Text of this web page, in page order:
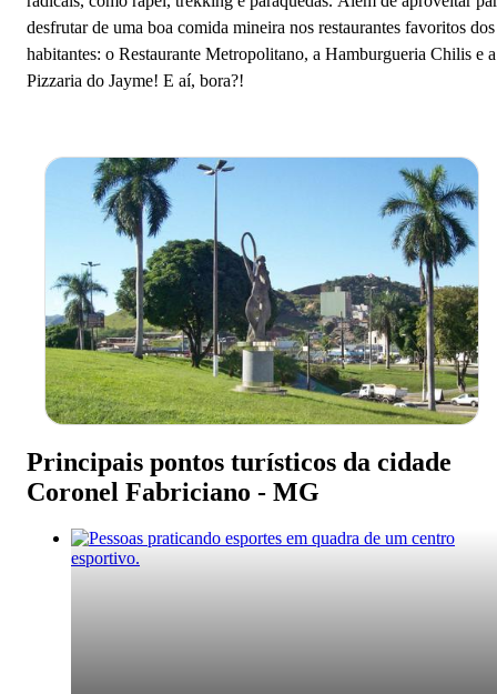
desfrutar de uma boa comida mineira nos restaurantes favoritos dos
habitantes: o Restaurante Metropolitano, a Hamburgueria Chilis e a
Pizzaria do Jayme! E aí, bora?!
Principais pontos turísticos da cidade
Coronel Fabriciano - MG